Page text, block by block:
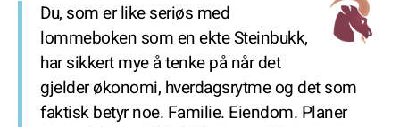
Du, som er like seriøs med
lommeboken som en ekte Steinbukk,
har sikkert mye å tenke på når det
gjelder økonomi, hverdagsrytme og det som
faktisk betyr noe. Familie. Eiendom. Planer